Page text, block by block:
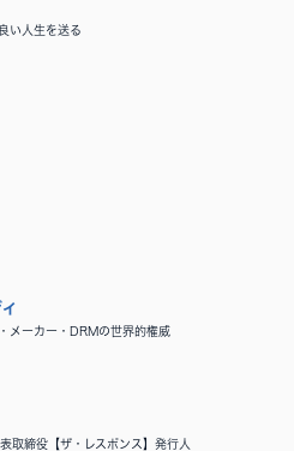
い人生を送る
メーカー・DRMの世界的権威
取締役【ザ・レスポンス】発行人